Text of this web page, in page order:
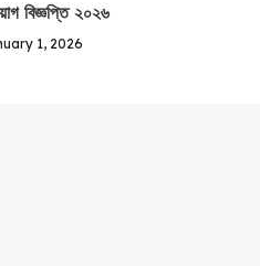
বিজ্ঞপ্তি ২০২৬
1, 2026